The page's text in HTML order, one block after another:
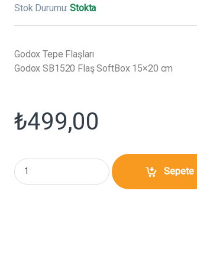
Stok Durumu:Stokta
Godox Tepe Flaşları
Godox SB1520 Flaş SoftBox 15×20 cm
₺499,00
Godox SB1520 Flaş SoftBox 15x20 cm miktar
Sepete